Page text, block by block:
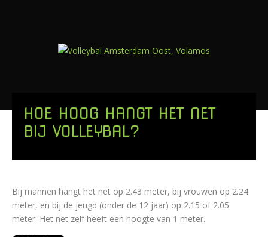
HOE HOOG HANGT HET NET
BIJ VOLLEYBAL?
Bij mannen hangt het net op 2.43 meter, bij vrouwen op 2.24
meter, en bij de jeugd (onder de 12 jaar) op 2.15 of 2.05
meter. Het net zelf heeft een hoogte van 1 meter.